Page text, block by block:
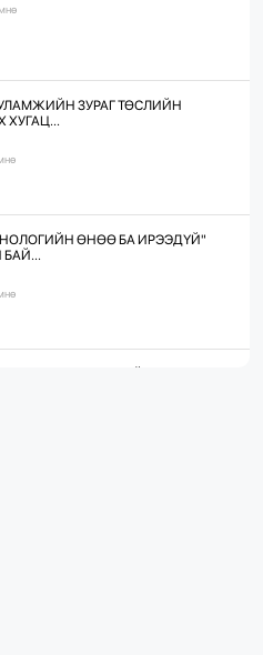
ЗУРАГ ТӨСЛИЙН
ХУГАЦ...
ӨНӨӨ БА ИРЭЭДҮЙ"